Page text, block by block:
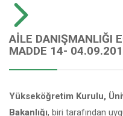
AILE DANIŞMANLIĞI
MADDE 14-
Yükseköğretim Kurulu,
Bakanlığı, biri tarafından